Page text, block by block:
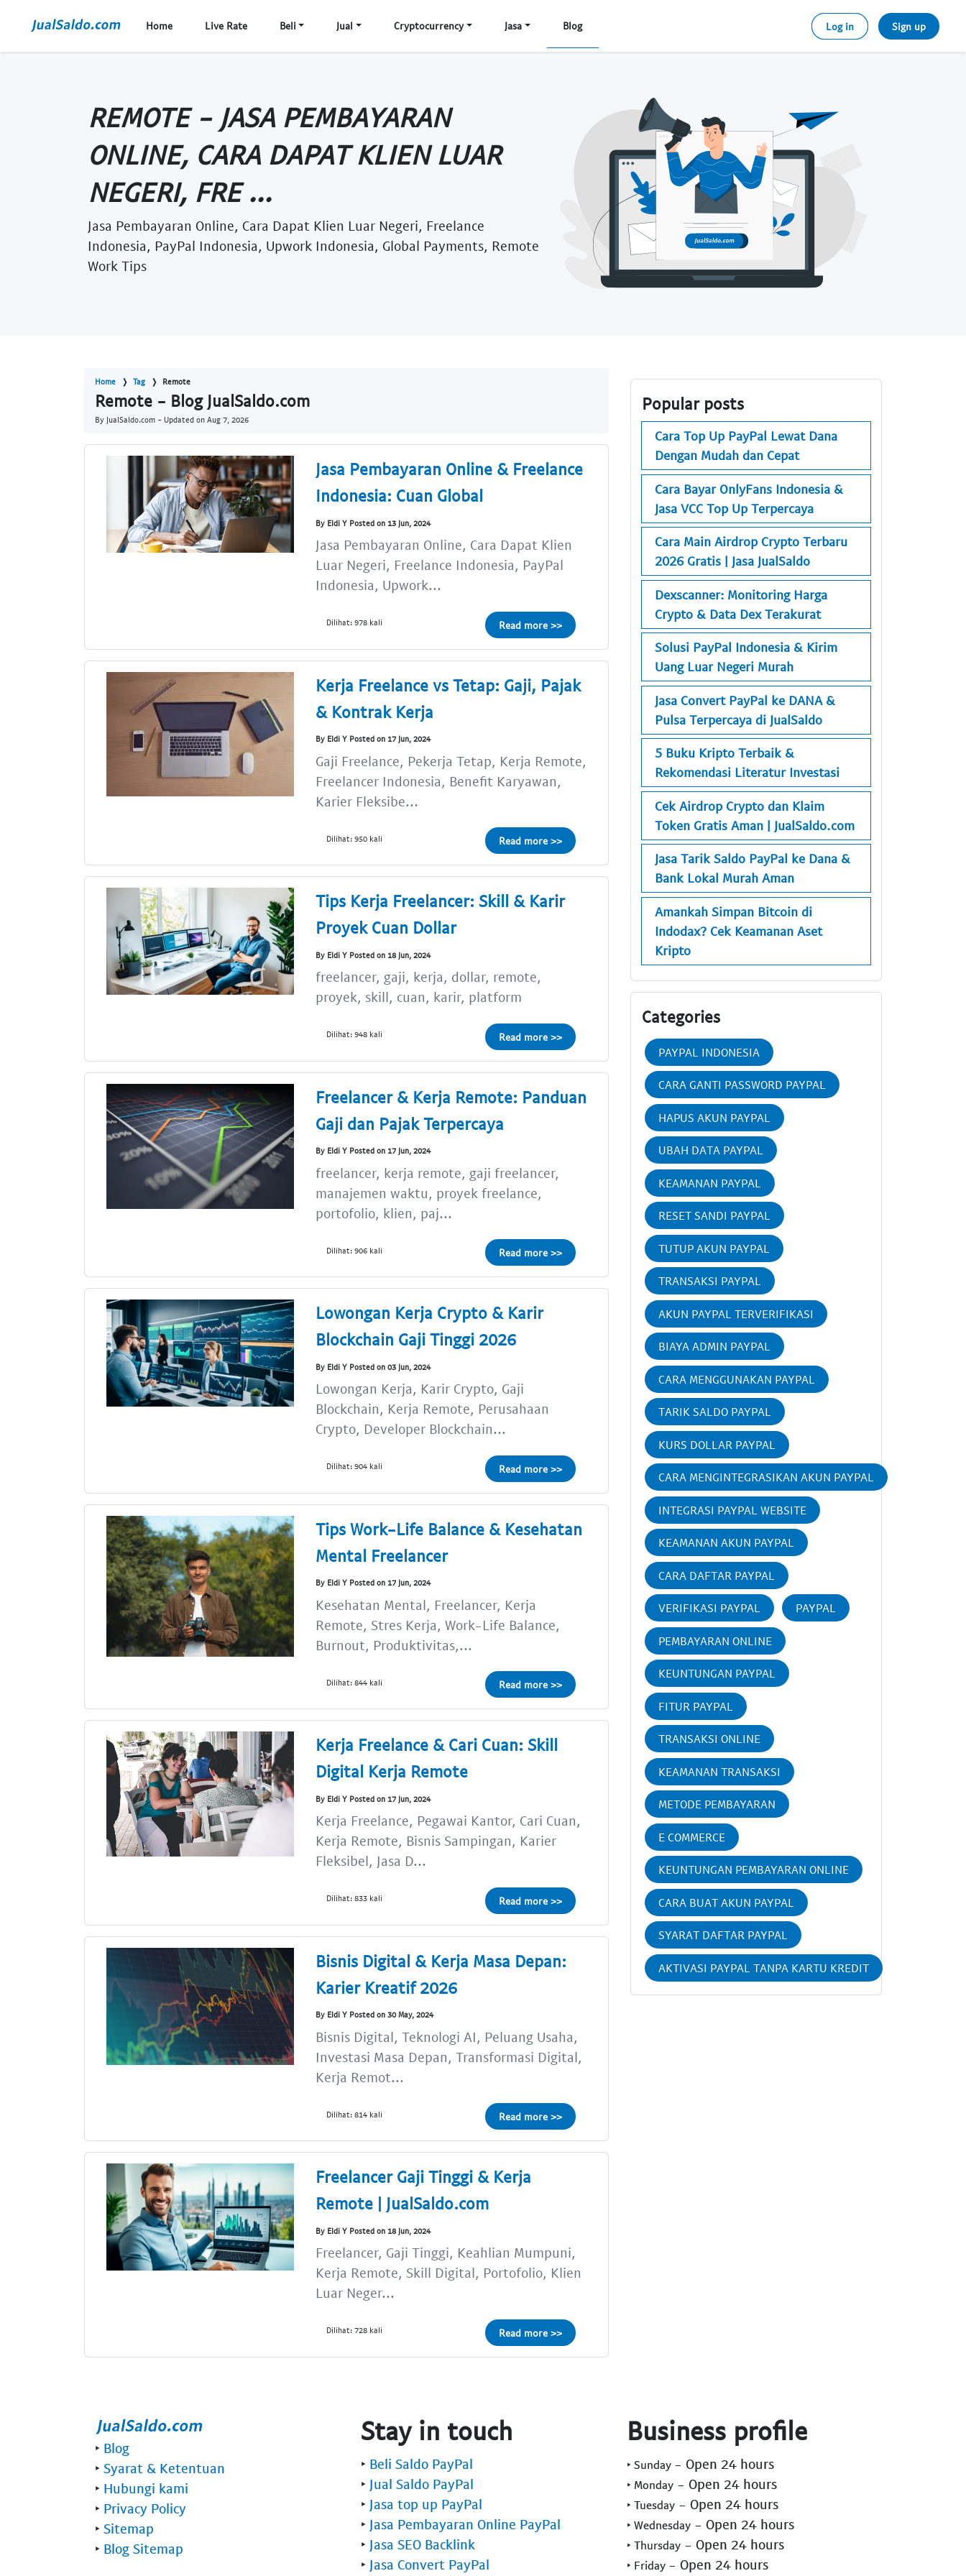
Home Live Rate Beli Jual Cryptocurrency Jasa Blog Log in Sign up
REMOTE - JASA PEMBAYARAN
ONLINE, CARA DAPAT KLIEN LUAR
NEGERI, FRE ...
Jasa Pembayaran Online, Cara Dapat Klien Luar Negeri, Freelance
Indonesia, PayPal Indonesia, Upwork Indonesia, Global Payments, Remote
Work Tips
Home Tag Remote
Remote - Blog JualSaldo.com
By JualSaldo.com - Updated on Aug 7, 2026
Jasa Pembayaran Online & Freelance
Indonesia: Cuan Global
By Eldi Y Posted on 13 Jun, 2024
Jasa Pembayaran Online, Cara Dapat Klien
Luar Negeri, Freelance Indonesia, PayPal
Indonesia, Upwork...
Dilihat: 978 kali Read more >>
Kerja Freelance vs Tetap: Gaji, Pajak
& Kontrak Kerja
By Eldi Y Posted on 17 Jun, 2024
Gaji Freelance, Pekerja Tetap, Kerja Remote,
Freelancer Indonesia, Benefit Karyawan,
Karier Fleksibe...
Dilihat: 950 kali Read more >>
Tips Kerja Freelancer: Skill & Karir
Proyek Cuan Dollar
By Eldi Y Posted on 18 Jun, 2024
freelancer, gaji, kerja, dollar, remote,
proyek, skill, cuan, karir, platform
Dilihat: 948 kali Read more >>
Freelancer & Kerja Remote: Panduan
Gaji dan Pajak Terpercaya
By Eldi Y Posted on 17 Jun, 2024
freelancer, kerja remote, gaji freelancer,
manajemen waktu, proyek freelance,
portofolio, klien, paj...
Dilihat: 906 kali Read more >>
Lowongan Kerja Crypto & Karir
Blockchain Gaji Tinggi 2026
By Eldi Y Posted on 03 Jun, 2024
Lowongan Kerja, Karir Crypto, Gaji
Blockchain, Kerja Remote, Perusahaan
Crypto, Developer Blockchain...
Dilihat: 904 kali Read more >>
Tips Work-Life Balance & Kesehatan
Mental Freelancer
By Eldi Y Posted on 17 Jun, 2024
Kesehatan Mental, Freelancer, Kerja
Remote, Stres Kerja, Work-Life Balance,
Burnout, Produktivitas,...
Dilihat: 844 kali Read more >>
Kerja Freelance & Cari Cuan: Skill
Digital Kerja Remote
By Eldi Y Posted on 17 Jun, 2024
Kerja Freelance, Pegawai Kantor, Cari Cuan,
Kerja Remote, Bisnis Sampingan, Karier
Fleksibel, Jasa D...
Dilihat: 833 kali Read more >>
Bisnis Digital & Kerja Masa Depan:
Karier Kreatif 2026
By Eldi Y Posted on 30 May, 2024
Bisnis Digital, Teknologi AI, Peluang Usaha,
Investasi Masa Depan, Transformasi Digital,
Kerja Remot...
Dilihat: 814 kali Read more >>
Freelancer Gaji Tinggi & Kerja
Remote | JualSaldo.com
By Eldi Y Posted on 18 Jun, 2024
Freelancer, Gaji Tinggi, Keahlian Mumpuni,
Kerja Remote, Skill Digital, Portofolio, Klien
Luar Neger...
Dilihat: 728 kali Read more >>
Popular posts
Cara Top Up PayPal Lewat Dana
Dengan Mudah dan Cepat
Cara Bayar OnlyFans Indonesia &
Jasa VCC Top Up Terpercaya
Cara Main Airdrop Crypto Terbaru
2026 Gratis | Jasa JualSaldo
Dexscanner: Monitoring Harga
Crypto & Data Dex Terakurat
Solusi PayPal Indonesia & Kirim
Uang Luar Negeri Murah
Jasa Convert PayPal ke DANA &
Pulsa Terpercaya di JualSaldo
5 Buku Kripto Terbaik &
Rekomendasi Literatur Investasi
Cek Airdrop Crypto dan Klaim
Token Gratis Aman | JualSaldo.com
Jasa Tarik Saldo PayPal ke Dana &
Bank Lokal Murah Aman
Amankah Simpan Bitcoin di
Indodax? Cek Keamanan Aset
Kripto
Categories
PAYPAL INDONESIA
CARA GANTI PASSWORD PAYPAL
HAPUS AKUN PAYPAL
UBAH DATA PAYPAL
KEAMANAN PAYPAL
RESET SANDI PAYPAL
TUTUP AKUN PAYPAL
TRANSAKSI PAYPAL
AKUN PAYPAL TERVERIFIKASI
BIAYA ADMIN PAYPAL
CARA MENGGUNAKAN PAYPAL
TARIK SALDO PAYPAL
KURS DOLLAR PAYPAL
CARA MENGINTEGRASIKAN AKUN PAYPAL
INTEGRASI PAYPAL WEBSITE
KEAMANAN AKUN PAYPAL
CARA DAFTAR PAYPAL
VERIFIKASI PAYPAL PAYPAL
PEMBAYARAN ONLINE
KEUNTUNGAN PAYPAL
FITUR PAYPAL
TRANSAKSI ONLINE
KEAMANAN TRANSAKSI
METODE PEMBAYARAN
E COMMERCE
KEUNTUNGAN PEMBAYARAN ONLINE
CARA BUAT AKUN PAYPAL
SYARAT DAFTAR PAYPAL
AKTIVASI PAYPAL TANPA KARTU KREDIT
‣ Blog
‣ Syarat & Ketentuan
‣ Hubungi kami
‣ Privacy Policy
‣ Sitemap
‣ Blog Sitemap
Stay in touch
‣ Beli Saldo PayPal
‣ Jual Saldo PayPal
‣ Jasa top up PayPal
‣ Jasa Pembayaran Online PayPal
‣ Jasa SEO Backlink
‣ Jasa Convert PayPal
Business profile
‣ Sunday - Open 24 hours
‣ Monday - Open 24 hours
‣ Tuesday - Open 24 hours
‣ Wednesday - Open 24 hours
‣ Thursday - Open 24 hours
‣ Friday - Open 24 hours